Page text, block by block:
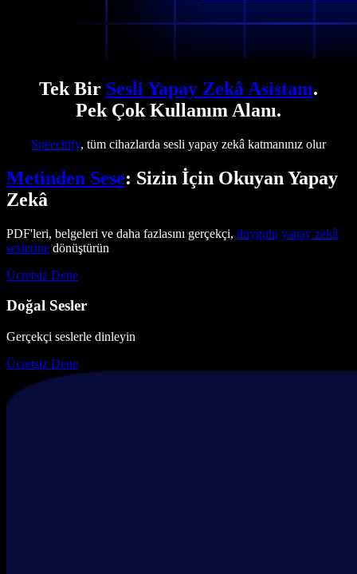
Tek Bir Sesli Yapay Zekâ Asistanı.
Pek Çok Kullanım Alanı.
Speechify, tüm cihazlarda sesli yapay zekâ katmanınız olur
Metinden Sese: Sizin İçin Okuyan Yapay
Zekâ
PDF'leri, belgeleri ve daha fazlasını gerçekçi, duygulu yapay zekâ
seslerine dönüştürün
Ücretsiz Dene
Doğal Sesler
Gerçekçi seslerle dinleyin
Ücretsiz Dene